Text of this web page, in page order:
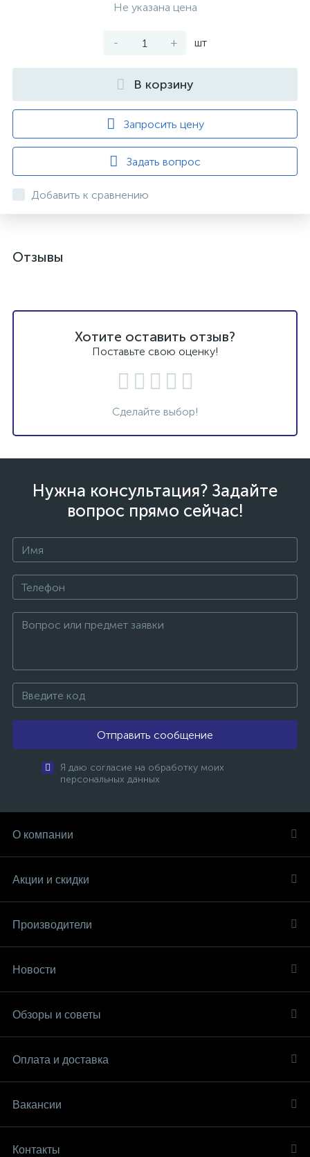
Не указана цена
- + шт
В корзину
Запросить цену
Задать вопрос
Добавить к сравнению
Отзывы
Хотите оставить отзыв?
Поставьте свою оценку!
Сделайте выбор!
Нужна консультация? Задайте
вопрос прямо сейчас!
Отправить сообщение
Я даю согласие на обработку моих
персональных данных
О компании
Акции и скидки
Производители
Новости
Обзоры и советы
Оплата и доставка
Вакансии
Контакты